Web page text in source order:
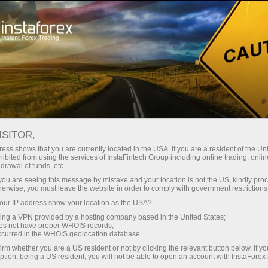
Hisob-varag'ini tez ochish Savdo platformasi
Endi ish
uchun
Investorlar uchun Hamkorlar uchun
shows that you are currently located in the USA. If you are a resident of the
from using the services of InstaFintech Group including online trading,
of funds, etc.
are seeing this message by mistake and your location is not the US, kindly
you must leave the website in order to comply with government
IP address show your location as the USA?
a VPN provided by a hosting company based in the United States;
not have proper WHOIS records;
in the WHOIS geolocation database.
whether you are a US resident or not by clicking the relevant button below. If
being a US resident, you will not be able to open an account with InstaForex